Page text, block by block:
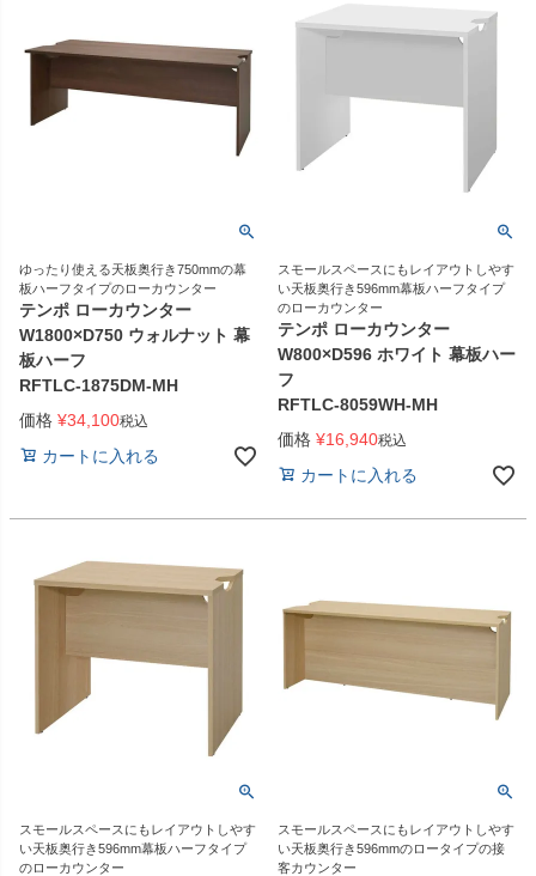
ゆったり使える天板奥行き750mmの幕
板ハーフタイプのローカウンター
テンポ ローカウンター
W1800×D750 ウォルナット 幕
板ハーフ
RFTLC-1875DM-MH
価格 ¥34,100税込
カートに入れる
スモールスペースにもレイアウトしやす
い天板奥行き596mm幕板ハーフタイプ
のローカウンター
テンポ ローカウンター
W800×D596 ホワイト 幕板ハー
フ
RFTLC-8059WH-MH
価格 ¥16,940税込
カートに入れる
スモールスペースにもレイアウトしやす
い天板奥行き596mm幕板ハーフタイプ
のローカウンター
スモールスペースにもレイアウトしやす
い天板奥行き596mmのロータイプの接
客カウンター